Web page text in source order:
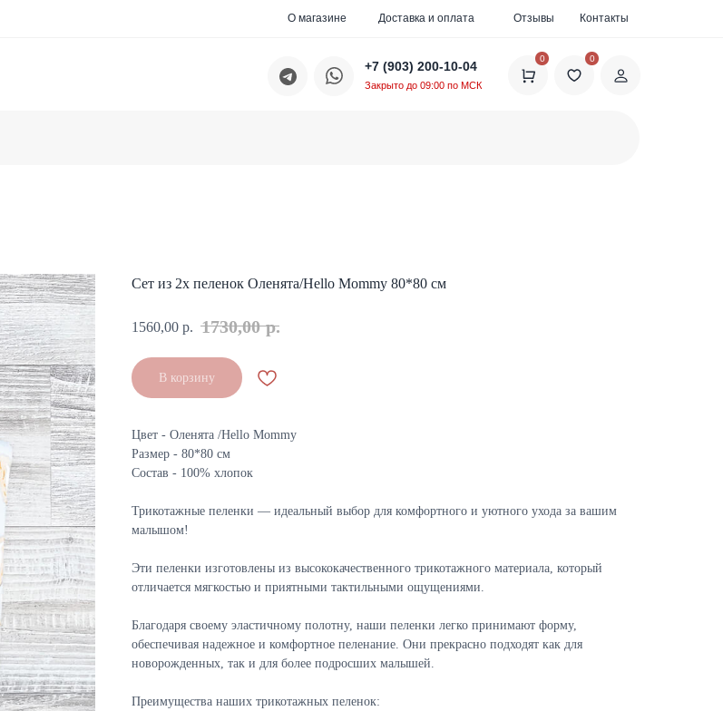
0 0
О магазине Контакты
Отзывы
Доставка и оплата
+7 (903) 200-10-04
Закрыто до 09:00 по МСК
Сет из 2х пеленок Оленята/Hello Mommy 80*80 см
1560,00 р. 1730,00 р.
В корзину
Цвет - Оленята /Hello Mommy
Размер - 80*80 см
Состав - 100% хлопок
Трикотажные пеленки — идеальный выбор для комфортного и уютного ухода за вашим
малышом!
Эти пеленки изготовлены из высококачественного трикотажного материала, который
отличается мягкостью и приятными тактильными ощущениями.
Благодаря своему эластичному полотну, наши пеленки легко принимают форму,
обеспечивая надежное и комфортное пеленание. Они прекрасно подходят как для
новорожденных, так и для более подросших малышей.
Преимущества наших трикотажных пеленок: